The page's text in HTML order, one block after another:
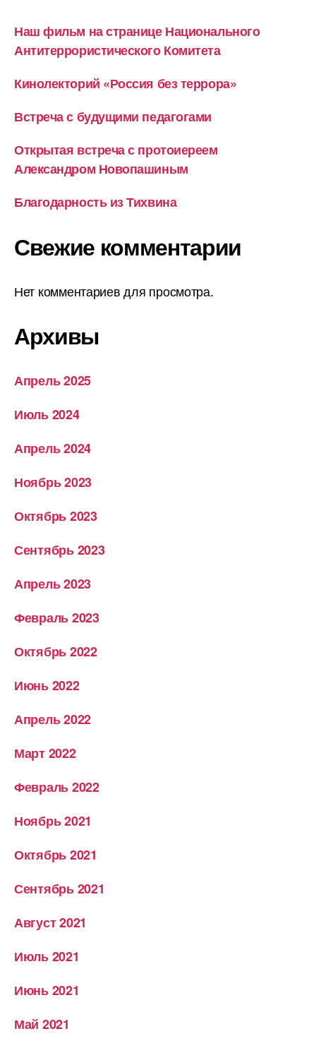
Наш фильм на странице Национального
Антитеррористического Комитета
Кинолекторий «Россия без террора»
Встреча с будущими педагогами
Открытая встреча с протоиереем
Александром Новопашиным
Благодарность из Тихвина
Свежие комментарии
Нет комментариев для просмотра.
Архивы
Апрель 2025
Июль 2024
Апрель 2024
Ноябрь 2023
Октябрь 2023
Сентябрь 2023
Апрель 2023
Февраль 2023
Октябрь 2022
Июнь 2022
Апрель 2022
Март 2022
Февраль 2022
Ноябрь 2021
Октябрь 2021
Сентябрь 2021
Август 2021
Июль 2021
Июнь 2021
Май 2021